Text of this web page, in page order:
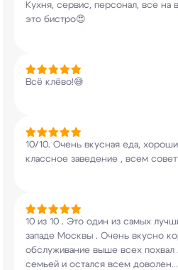
Кухня, сервис, персонал, все на
это бистро😍
Всё клёво!😅
10/10. Очень вкусная еда,
классное заведение , всем
10 из 10 . Это один из самых
западе Москвы . Очень вкусно
обслуживание выше всех похвал .
семьей и остался всем доволен...